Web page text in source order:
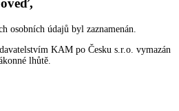
osobních údajů byl zaznamenán.
KAM po Česku s.r.o. vymazán
lhůtě.